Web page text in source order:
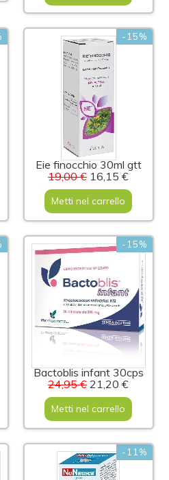
-15%
Eie finocchio 30ml gtt
19,00 € 16,15 €
Metti nel carrello
-15%
Bactoblis infant 30cps
24,95 € 21,20 €
Metti nel carrello
-11%